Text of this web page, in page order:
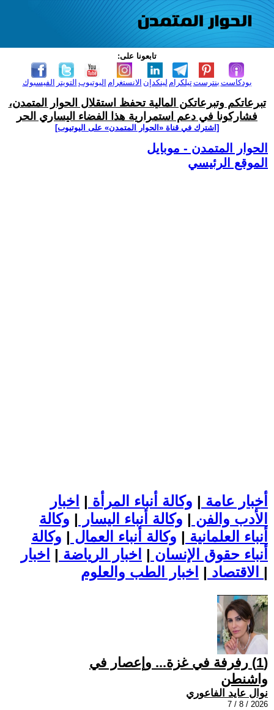
تابعونا على:
الفيسبوك التويتر اليوتيوب الانستغرام لينكدإن تيلكرامبنترست بودكاست
تبرعاتكم وتبرعاتكن المالية تحفظ استقلال الحوار المتمدن،
فشاركونا في دعم استمرارية هذا الفضاء اليساري الحر
[اشترك في قناة ‫«الحوار المتمدن» على اليوتيوب]
الحوار المتمدن - موبايل
الموقع الرئيسي
أخبار عامة | وكالة أنباء المرأة | اخبار
الأدب والفن | وكالة أنباء اليسار | وكالة
أنباء العلمانية | وكالة أنباء العمال | وكالة
أنباء حقوق الإنسان | اخبار الرياضة | اخبار
الاقتصاد | |
(1) رفرفة في غزة... وإعصار في
واشنطن
نوال عايد الفاعوري
2026 / 8 / 7